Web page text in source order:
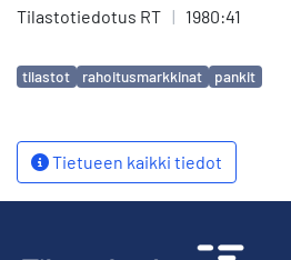
Tilastotiedotus RT | 1980:41
Avainsanat
tilastot rahoitusmarkkinat pankit
Tietueen kaikki tiedot